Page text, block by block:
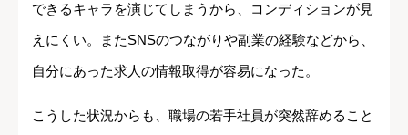
できるキャラを演じてしまうから、コンディションが見
えにくい。またSNSのつながりや副業の経験などから、
自分にあった求人の情報取得が容易になった。
こうした状況からも、職場の若手社員が突然辞めること